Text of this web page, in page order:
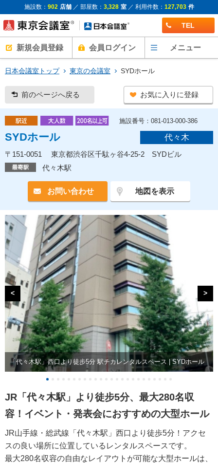
施設数： 902 店舗／ 部屋数： 3,328 室／ 利用件数： 127,703 件
TEL
新規会員登録 会員ログイン メニュー
日本会議室トップ 東京の会議室 SYDホール
前のページへ戻る お気に入りに登録
施設番号：081-013-000-386
SYDホール 代々木
〒151-0051 東京都渋谷区千駄ヶ谷4-25-2 SYDビル
代々木駅
お問い合わせ 地図を表示
「代々木駅」西口より徒步5分 駅チカレンタルスペース | SYDホール
< >
JR「代々木駅」より徒步5分、最大280名収
容！イベント・発表会におすすめの大型ホール
JR山手線・総武線「代々木駅」西口より徒歩5分！アクセ
スの良い場所に位置しているレンタルスペースです。
最大280名収容の自由なレイアウトが可能な大型ホールは、